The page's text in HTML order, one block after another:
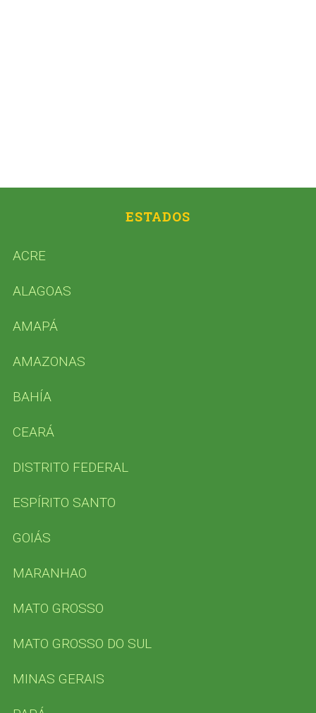
ESTADOS
ACRE
ALAGOAS
AMAPÁ
AMAZONAS
BAHÍA
CEARÁ
DISTRITO FEDERAL
ESPÍRITO SANTO
GOIÁS
MARANHAO
MATO GROSSO
MATO GROSSO DO SUL
MINAS GERAIS